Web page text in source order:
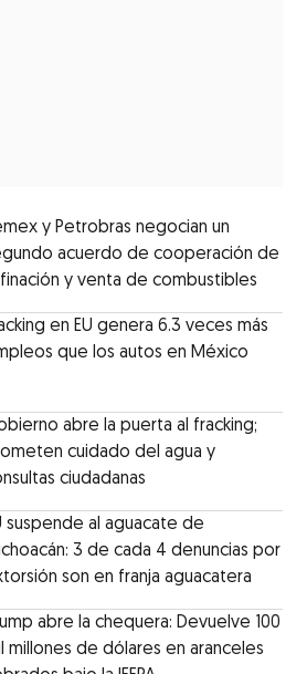
y Petrobras negocian un
acuerdo de cooperación de
y venta de combustibles
en EU genera 6.3 veces más
que los autos en México
abre la puerta al fracking;
cuidado del agua y
ciudadanas
suspende al aguacate de
3 de cada 4 denuncias por
son en franja aguacatera
abre la chequera: Devuelve 100
millones de dólares en aranceles